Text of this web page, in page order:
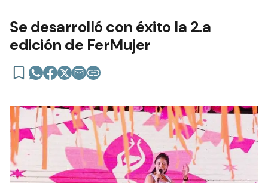
Se desarrolló con éxito la 2.a
edición de FerMujer